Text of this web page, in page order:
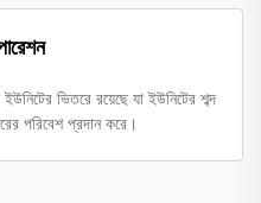
ভিতরে রয়েছে যা ইউনিটের শব্দ
পরিবেশ প্রদান করে।